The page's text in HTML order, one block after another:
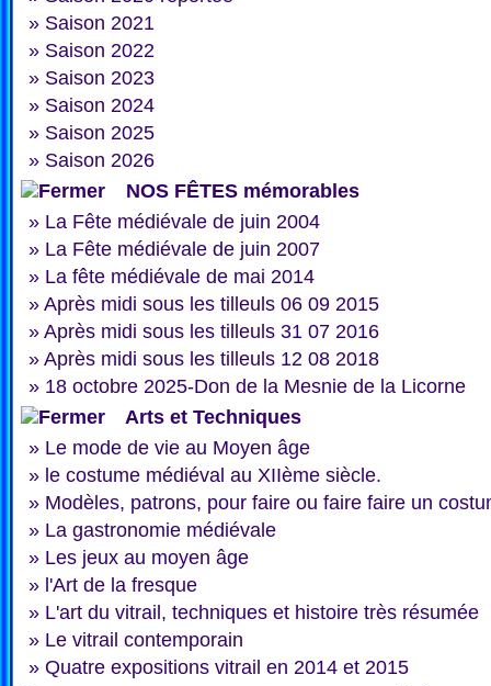
» Saison 2021
» Saison 2022
» Saison 2023
» Saison 2024
» Saison 2025
» Saison 2026
NOS FÊTES mémorables
» La Fête médiévale de juin 2004
» La Fête médiévale de juin 2007
» La fête médiévale de mai 2014
» Après midi sous les tilleuls 06 09 2015
» Après midi sous les tilleuls 31 07 2016
» Après midi sous les tilleuls 12 08 2018
» 18 octobre 2025-Don de la Mesnie de la Licorne
Arts et Techniques
» Le mode de vie au Moyen âge
» le costume médiéval au XIIème siècle.
» Modèles, patrons, pour faire ou faire faire un
» La gastronomie médiévale
» Les jeux au moyen âge
» l'Art de la fresque
» L'art du vitrail, techniques et histoire très résumée
» Le vitrail contemporain
» Quatre expositions vitrail en 2014 et 2015